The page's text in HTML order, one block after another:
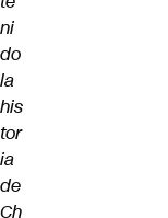
ni
do
la
his
tor
ia
de
Ch